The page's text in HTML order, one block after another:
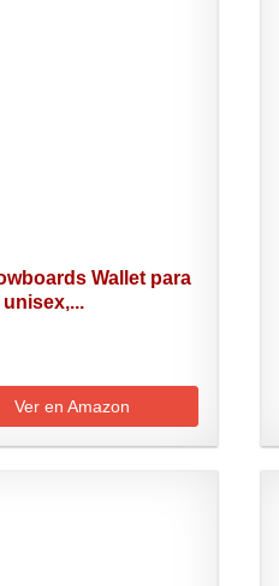
Wallet para
unisex,...
Ver en Amazon